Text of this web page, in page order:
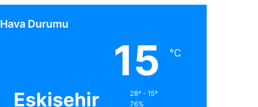
Hava Durumu
Eskişehir
15 ℃
28º - 15º
76%